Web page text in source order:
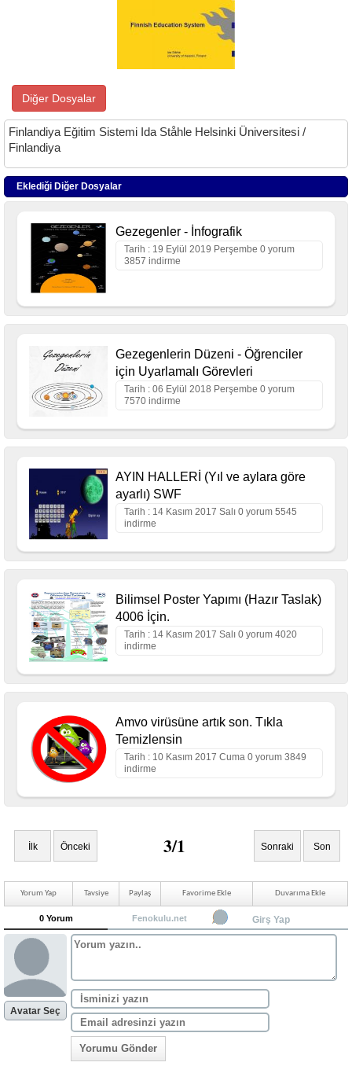
Diğer Dosyalar
Finlandiya Eğitim Sistemi Ida Ståhle Helsinki Üniversitesi /
Finlandiya
Eklediği Diğer Dosyalar
Gezegenler - İnfografik
Tarih : 19 Eylül 2019 Perşembe 0 yorum
3857 indirme
Gezegenlerin Düzeni - Öğrenciler
için Uyarlamalı Görevleri
Tarih : 06 Eylül 2018 Perşembe 0 yorum
7570 indirme
AYIN HALLERİ (Yıl ve aylara göre
ayarlı) SWF
Tarih : 14 Kasım 2017 Salı 0 yorum 5545
indirme
Bilimsel Poster Yapımı (Hazır Taslak)
4006 İçin.
Tarih : 14 Kasım 2017 Salı 0 yorum 4020
indirme
Amvo virüsüne artık son. Tıkla
Temizlensin
Tarih : 10 Kasım 2017 Cuma 0 yorum 3849
indirme
İlk Önceki 3/1 Sonraki Son
Yorum Yap Tavsiye Paylaş Favorime Ekle Duvarıma Ekle
0 Yorum Fenokulu.net Girş Yap
Avatar Seç
Yorumu Gönder